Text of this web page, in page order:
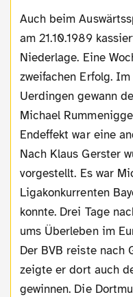
Auch beim Auswärtsspiel gegen den VfB Stuttgart
am 21.10.1989
Niederlage. Eine
zweifachen Erfolg.
Uerdingen gewann
Michael
Endeffekt war eine
Nach Klaus Gerster
vorgestellt. Es war
Ligakonkurrenten
konnte. Drei Tage
ums Überleben im
Der BVB reiste nach
zeigte er dort auch
gewinnen. Die